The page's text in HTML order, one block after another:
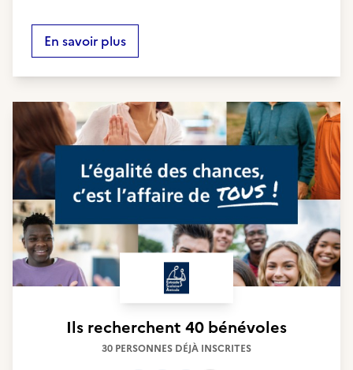
En savoir plus
Ils recherchent 40 bénévoles
30 PERSONNES DÉJÀ INSCRITES